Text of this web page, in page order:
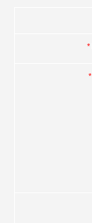
*
*